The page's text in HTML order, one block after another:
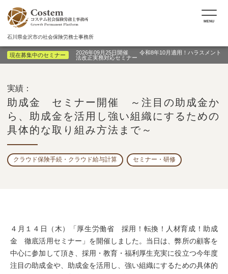
石川県金沢市の社会保険労務士事務所
MENU
現在募集中のセミナー
2026年09月25日開催 令和8年10月適用！ハラスメント
法改正実務対応セミナー
実績：
助成金 セミナー開催 ～注目の助成金か
ら、助成金を活用し強い組織にするための
具体的な取り組み方法まで～
クラウド保険手続・クラウド給与計算 セミナー・研修
４月１４日（木）「厚生労働省 採用！転換！人材育成！助成
金 徹底活用セミナー」を開催しました。当日は、弊所の顧客を
中心に参加して頂き、採用・教育・福利厚生充実に役立つ今年度
注目の助成金や、助成金を活用し、強い組織にするための具体的